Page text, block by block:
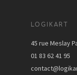
LOGIKART
45 rue Meslay
01 83 62 41 95